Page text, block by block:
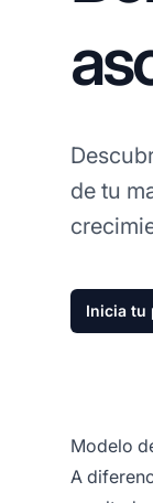
de tu
Inicia tu
Modelo
A